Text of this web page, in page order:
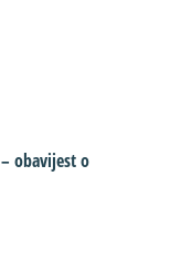
obavijest o